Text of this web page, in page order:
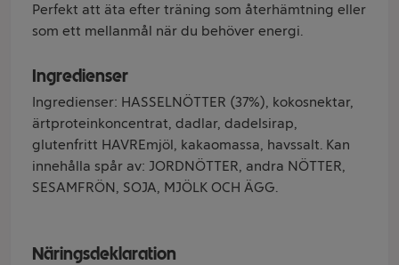
Perfekt att äta efter träning som återhämtning eller
som ett mellanmål när du behöver energi.
Ingredienser
Ingredienser: HASSELNÖTTER (37%), kokosnektar,
ärtproteinkoncentrat, dadlar, dadelsirap,
glutenfritt HAVREmjöl, kakaomassa, havssalt. Kan
innehålla spår av: JORDNÖTTER, andra NÖTTER,
SESAMFRÖN, SOJA, MJÖLK OCH ÄGG.
Näringsdeklaration